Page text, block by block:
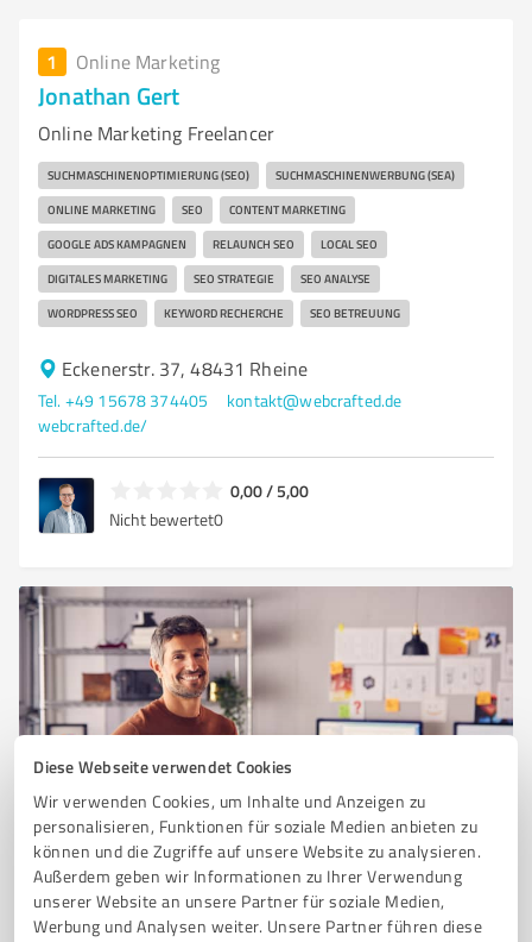
Diese Webseite verwendet Cookies
Wir verwenden Cookies, um Inhalte und Anzeigen zu
personalisieren, Funktionen für soziale Medien anbieten zu
können und die Zugriffe auf unsere Website zu analysieren.
Außerdem geben wir Informationen zu Ihrer Verwendung
unserer Website an unsere Partner für soziale Medien,
Werbung und Analysen weiter. Unsere Partner führen diese
1 Online Marketing
Jonathan Gert
Online Marketing Freelancer
SUCHMASCHINENOPTIMIERUNG (SEO) SUCHMASCHINENWERBUNG (SEA)
ONLINE MARKETING SEO CONTENT MARKETING
GOOGLE ADS KAMPAGNEN RELAUNCH SEO LOCAL SEO
DIGITALES MARKETING SEO STRATEGIE SEO ANALYSE
WORDPRESS SEO KEYWORD RECHERCHE SEO BETREUUNG
Eckenerstr. 37, 48431 Rheine
Tel. +49 15678 374405
kontakt@webcrafted.de
webcrafted.de/
0,00 / 5,00
Nicht bewertet0
Sie möchten auch hier gelistet werden?
Registrieren Sie sich jetzt und werden Sie ein von
Kunden empfohlener ProvenExpert!